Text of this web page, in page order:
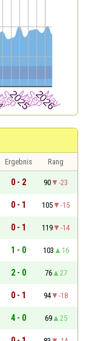
Ergebnis
Rang
0 - 2 90
-23
0 - 1 105
-15
0 - 1 119
-14
1 - 0 103
16
2 - 0 76
27
0 - 1 94
-18
4 - 0 69
25